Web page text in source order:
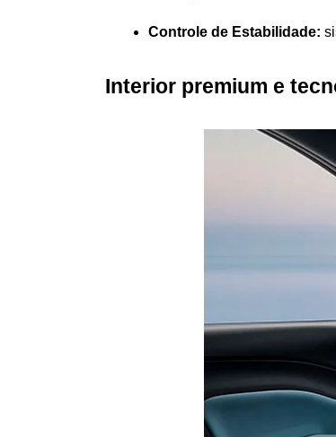
Controle de Estabilidade:
Interior premium e